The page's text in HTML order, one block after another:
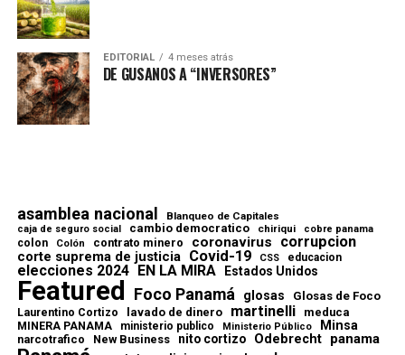
EDITORIAL 4 meses atrás
DE GUSANOS A “INVERSORES”
asamblea nacional Blanqueo de Capitales
caja de seguro social cambio democratico chiriqui cobre panama
colon Colón contrato minero coronavirus corrupcion
corte suprema de justicia Covid-19 CSS educacion
elecciones 2024 EN LA MIRA Estados Unidos
Featured Foco Panamá glosas Glosas de Foco
Laurentino Cortizo lavado de dinero martinelli meduca
MINERA PANAMA ministerio publico Ministerio Público Minsa
narcotrafico New Business nito cortizo Odebrecht panama